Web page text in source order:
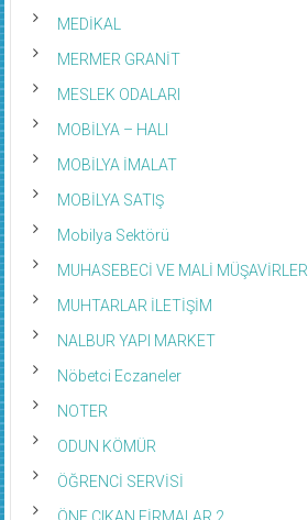
MEDİKAL
MERMER GRANİT
MESLEK ODALARI
MOBİLYA – HALI
MOBİLYA İMALAT
MOBİLYA SATIŞ
Mobilya Sektörü
MUHASEBECİ VE MALİ MÜŞAVİRLER
MUHTARLAR İLETİŞİM
NALBUR YAPI MARKET
Nöbetci Eczaneler
NOTER
ODUN KÖMÜR
ÖĞRENCİ SERVİSİ